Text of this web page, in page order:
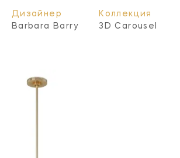
Дизайнер
Barbara Barry
Коллекция
3D Carousel